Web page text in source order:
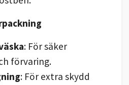
: För säker
förvaring.
: För extra skydd